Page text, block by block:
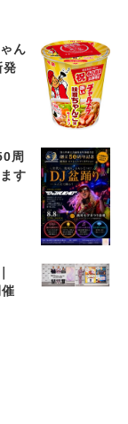
ん
発
周
す